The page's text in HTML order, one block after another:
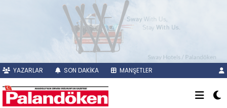
YAZARLAR SON DAKİKA MANŞETLER